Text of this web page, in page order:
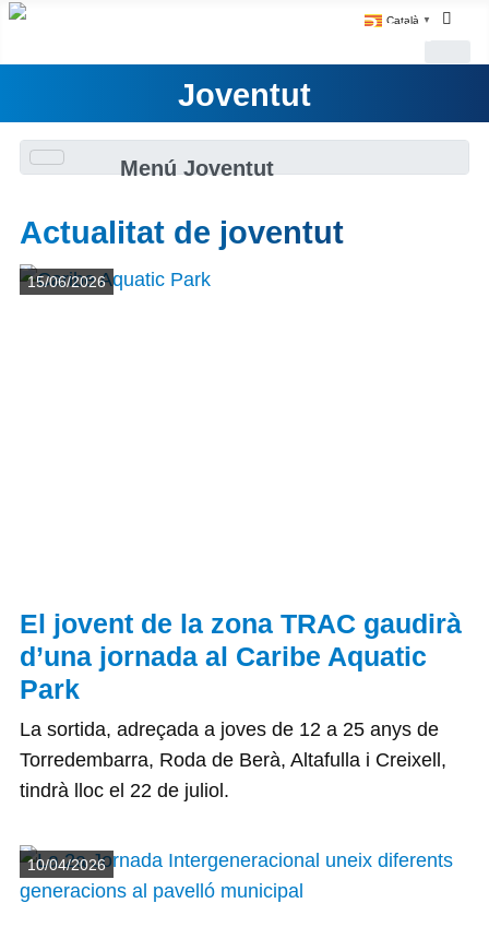
Català ▼
Joventut
Menú Joventut
Actualitat de joventut
El jovent de la zona TRAC gaudirà
d’una jornada al Caribe Aquatic
Park
Detalls
15/06/2026
La sortida, adreçada a joves de 12 a 25 anys de
Torredembarra, Roda de Berà, Altafulla i Creixell,
tindrà lloc el 22 de juliol.
Detalls
10/04/2026